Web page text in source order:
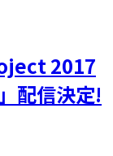
2017
配信決定!